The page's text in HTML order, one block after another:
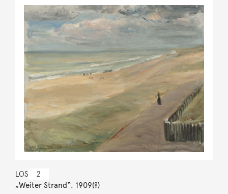
LOS 2
„Weiter Strand“. 1909(?)